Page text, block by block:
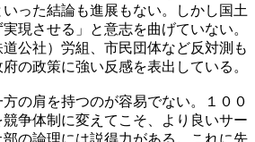
った結論も進展もない。しかし国土
現させる」と意志を曲げていない。
公社）労組、市民団体など反対測も
の政策に強い反感を表出している。
の肩を持つのが容易でない。１００
争体制に変えてこそ、より良いサー
の論理には説得力がある。これに先